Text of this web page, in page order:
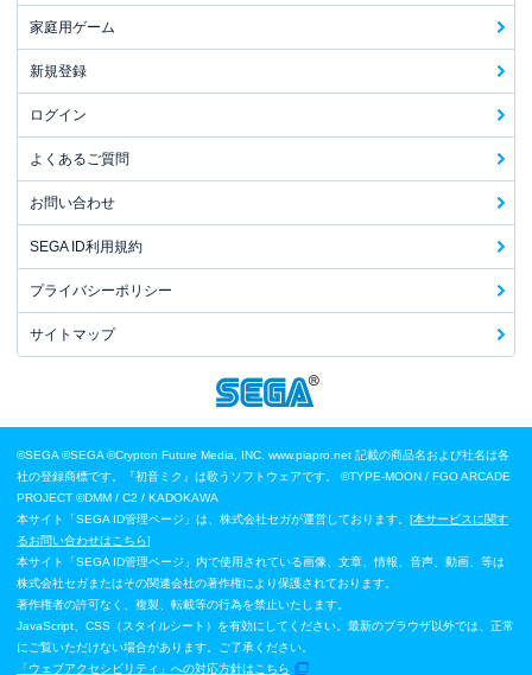
家庭用ゲーム
新規登録
ログイン
よくあるご質問
お問い合わせ
SEGA ID利用規約
プライバシーポリシー
サイトマップ
©SEGA ©SEGA ©Crypton Future Media, INC. www.piapro.net 記載の商品名および社名は各
社の登録商標です。『初音ミク』は歌うソフトウェアです。
©TYPE-MOON / FGO ARCADE
PROJECT ©DMM / C2 / KADOKAWA
本サイト「SEGA ID管理ページ」は、株式会社セガが運営しております。[本サービスに関す
るお問い合わせはこちら]
本サイト「SEGA ID管理ページ」内で使用されている画像、文章、情報、音声、動画、等は
株式会社セガまたはその関連会社の著作権により保護されております。
著作権者の許可なく、複製、転載等の行為を禁止いたします。
JavaScript、CSS（スタイルシート）を有効にしてください。最新のブラウザ以外では、正常
にご覧いただけない場合があります。ご了承ください。
「ウェブアクセシビリティ」への対応方針はこちら